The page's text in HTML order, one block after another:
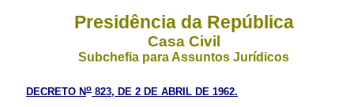
Presidência da República
Casa Civil
Subchefia para Assuntos Jurídicos
DECRETO No 823, DE 2 DE ABRIL DE 1962.